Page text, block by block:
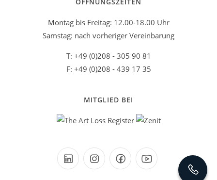
Montag bis Freitag: 12.00-18.00 Uhr
Samstag: nach vorheriger Vereinbarung
T: +49 (0)208 - 305 90 81
F: +49 (0)208 - 439 17 35
MITGLIED BEI